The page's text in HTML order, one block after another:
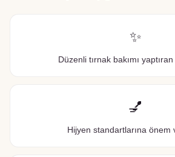
✨
Düzenli tırnak bakımı
💅
Hijyen standartlarına önem